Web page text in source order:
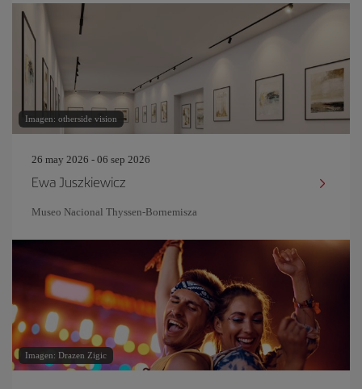
Imagen: otherside vision
26 may 2026 - 06 sep 2026
Ewa Juszkiewicz
Museo Nacional Thyssen-Bornemisza
Imagen: Drazen Zigic